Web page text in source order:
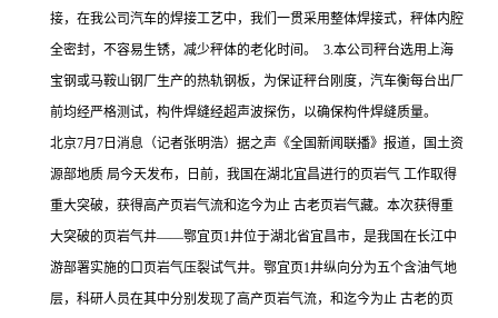
接，在我公司汽车的焊接工艺中，我们一贯采用整体焊接式，秤体内腔
全密封，不容易生锈，减少秤体的老化时间。 3.本公司秤台选用上海
宝钢或马鞍山钢厂生产的热轨钢板，为保证秤台刚度，汽车衡每台出厂
前均经严格测试，构件焊缝经超声波探伤，以确保构件焊缝质量。
北京7月7日消息（记者张明浩）据之声《全国新闻联播》报道，国土资
源部地质 局今天发布，日前，我国在湖北宜昌进行的页岩气 工作取得
重大突破，获得高产页岩气流和迄今为止 古老页岩气藏。本次获得重
大突破的页岩气井——鄂宜页1井位于湖北省宜昌市，是我国在长江中
游部署实施的口页岩气压裂试气井。鄂宜页1井纵向分为五个含油气地
层，科研人员在其中分别发现了高产页岩气流，和迄今为止 古老的页